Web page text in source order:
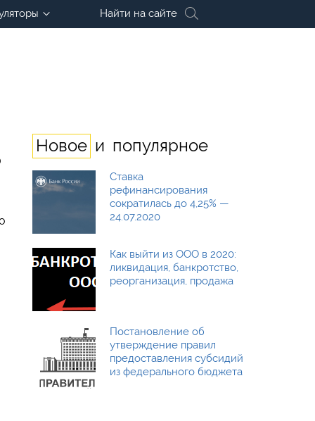
Найти на сайте
Новое и популярное
Ставка
рефинансирования
сократилась до 4,25% —
24.07.2020
Как выйти из ООО в 2020:
ликвидация, банкротство,
реорганизация, продажа
Постановление об
утверждение правил
предоставления субсидий
из федерального бюджета